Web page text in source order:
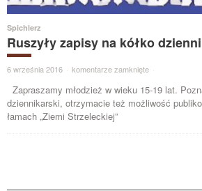
Spichlerz
Ruszyły zapisy na kółko
6 września 2016 · komentarze zamknięte ·
Zapraszamy młodzież w wieku 15-19 lat.
dziennikarski, otrzymacie też możliwość
łamach „Ziemi Strzeleckiej”